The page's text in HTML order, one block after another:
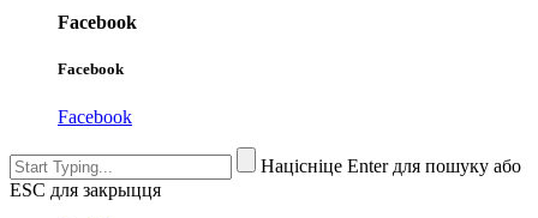
Facebook
Facebook
Facebook
Націсніце Enter для пошуку або
ESC для закрыцця